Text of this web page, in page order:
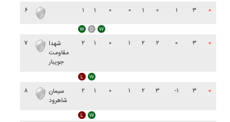
۶ ۱ ۱ ۰ ۰ ۱ ۰ ۱ ۳ ۰
۷
شهدا
مقاومت
جويبار
۲ ۱ ۰ ۱ ۲ ۲ ۰ ۳ ۰
۸
سيمان
شاهرود
۲ ۱ ۰ ۱ ۲ ۳ -۱ ۳ ۰